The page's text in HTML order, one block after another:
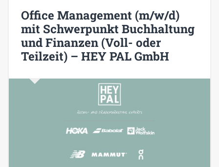
Office Management (m/w/d)
mit Schwerpunkt Buchhaltung
und Finanzen (Voll- oder
Teilzeit) – HEY PAL GmbH